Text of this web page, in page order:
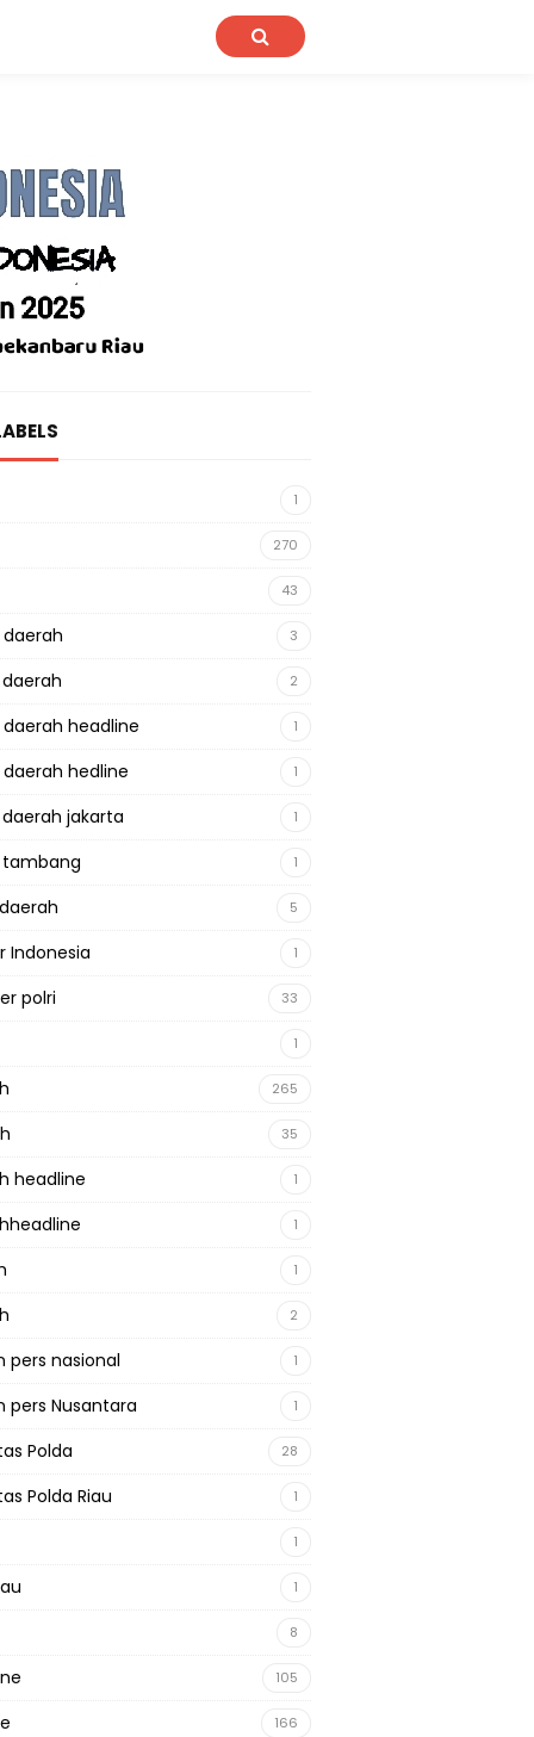
1
270
43
3
2
headline 1
hedline 1
jakarta 1
tambang 1
5
Indonesia 1
polri 33
1
265
35
headline 1
1
1
2
pers nasional 1
pers Nusantara 1
Polda 28
Polda Riau 1
1
1
8
105
166